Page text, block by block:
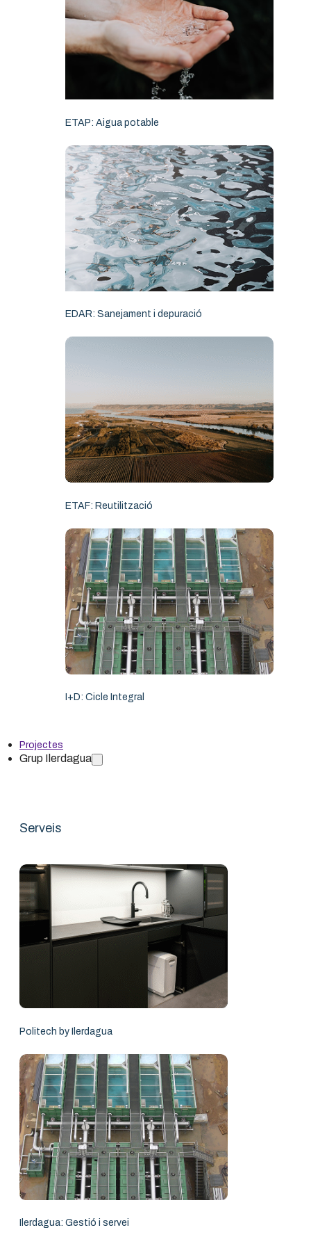
ETAP: Aigua potable
EDAR: Sanejament i depuració
ETAF: Reutilització
I+D: Cicle Integral
Projectes
Grup Ilerdagua
Serveis
Politech by Ilerdagua
Ilerdagua: Gestió i servei